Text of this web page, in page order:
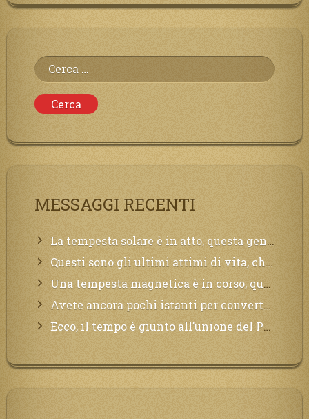
Ricerca
per:
MESSAGGI RECENTI
La tempesta solare è in atto, questa generazione soffrirà molto, la Terra arderà, l’acqua sarà contaminata, il cibo non sarà più nelle vostre mense.
Questi sono gli ultimi attimi di vita, chi si vuole salvare Mi chiami in suo aiuto.
Una tempesta magnetica è in corso, questa generazione patirà. Il black out non tarderà ad arrivare e tutta la Terra sarà oscurata.
Avete ancora pochi istanti per convertirvi, non perdete tempo, la sciagura arriverà all’improvviso e per chi non si sarà preparato saranno dolori.
Ecco, il tempo è giunto all’unione del Padre con il figlio, non avete che da attendere pochissimo.